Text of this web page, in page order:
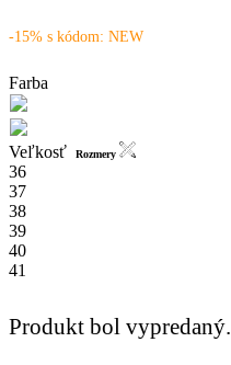
-15% s kódom: NEW
Farba
Veľkosť Rozmery
36
37
38
39
40
41
Produkt bol vypredaný.